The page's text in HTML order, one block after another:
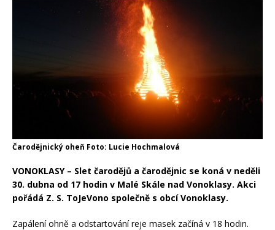
Čarodějnický oheň Foto: Lucie Hochmalová
VONOKLASY – Slet čarodějů a čarodějnic se koná v neděli
30. dubna od 17 hodin v Malé Skále nad Vonoklasy. Akci
pořádá Z. S. ToJeVono společně s obcí Vonoklasy.
Zapálení ohně a odstartování reje masek začíná v 18 hodin.